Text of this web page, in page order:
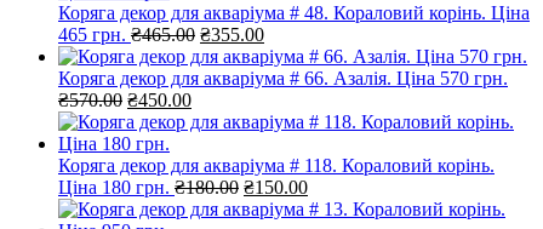
Коряга декор для акваріума # 48. Кораловий корінь. Ціна
465 грн. ₴465.00 Оригінальна
ціна:
₴465.00.
₴355.00Поточна
ціна:
₴355.00.
Коряга декор для акваріума # 66. Азалія. Ціна 570 грн.
₴570.00 Оригінальна
ціна:
₴570.00.
₴450.00Поточна
ціна:
Коряга декор для акваріума # 118. Кораловий корінь.
Ціна 180 грн. ₴180.00 Оригінальна
ціна:
₴150.00Поточна
ціна: